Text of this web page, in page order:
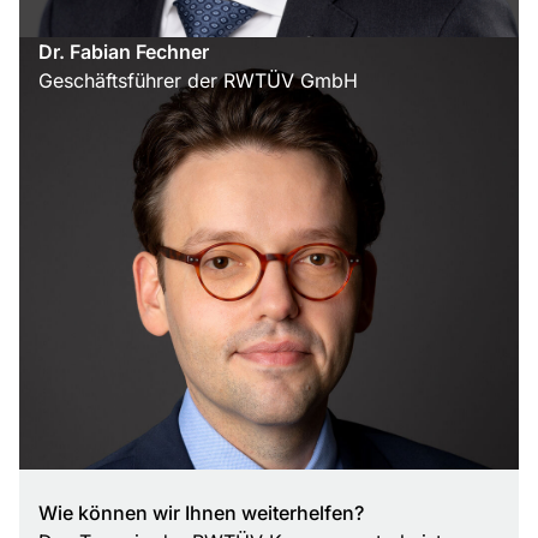
67 Zorelelor Street, 900553 Constanța, Rumänien
Zum Partner
Kalimbassieris Maritime — Istanbul
İbrahim Ağa Sok. No. 8-10, Kadıköy, 34744
Istanbul, Türkei
Zum Partner
Kalimbassieris Maritime — Limassol
26 Pentadaktylou Street, 4001 Limassol, Zypern
Zum Partner
Kalimbassieris Maritime — Piräus
65 Akti Miaouli, 185 36 Piraeus, Griechenland
Zum Partner
MN Ingenieure GmbH
Gohliser Str. 13, 04105 Leipzig
Zum Partner
Spotlite Claims — St Albans
Lye Lane, Bricket Wood, AL2 3TA St Albans,
Zum Partner
Dr. Fabian Fechner
Geschäftsführer der RWTÜV GmbH
Wie können wir Ihnen weiterhelfen?